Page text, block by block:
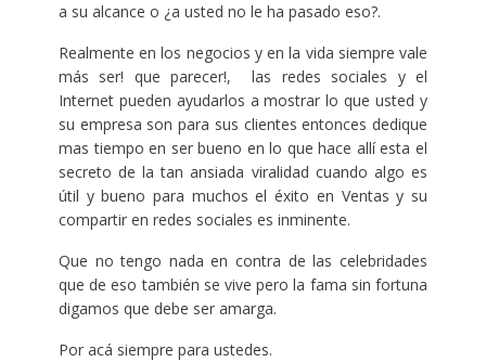
a su alcance o ¿a usted no le ha pasado eso?.
Realmente en los negocios y en la vida siempre vale
más ser! que parecer!, las redes sociales y el
Internet pueden ayudarlos a mostrar lo que usted y
su empresa son para sus clientes entonces dedique
mas tiempo en ser bueno en lo que hace allí esta el
secreto de la tan ansiada viralidad cuando algo es
útil y bueno para muchos el éxito en Ventas y su
compartir en redes sociales es inminente.
Que no tengo nada en contra de las celebridades
que de eso también se vive pero la fama sin fortuna
digamos que debe ser amarga.
Por acá siempre para ustedes.